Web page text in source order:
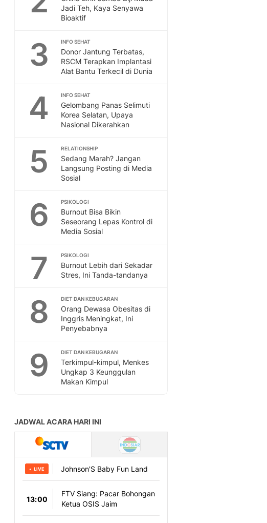
Jadi Teh, Kaya Senyawa
Bioaktif
3 INFO SEHAT
Donor Jantung Terbatas,
RSCM Terapkan Implantasi
Alat Bantu Terkecil di Dunia
4 INFO SEHAT
Gelombang Panas Selimuti
Korea Selatan, Upaya
Nasional Dikerahkan
5 RELATIONSHIP
Sedang Marah? Jangan
Langsung Posting di Media
Sosial
6 PSIKOLOGI
Burnout Bisa Bikin
Seseorang Lepas Kontrol di
Media Sosial
7 PSIKOLOGI
Burnout Lebih dari Sekadar
Stres, Ini Tanda-tandanya
8 DIET DAN KEBUGARAN
Orang Dewasa Obesitas di
Inggris Meningkat, Ini
Penyebabnya
9 DIET DAN KEBUGARAN
Terkimpul-kimpul, Menkes
Ungkap 3 Keunggulan
Makan Kimpul